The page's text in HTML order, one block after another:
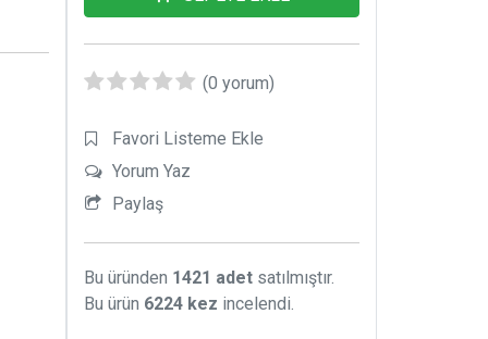
bir
(0 yorum)
Favori Listeme Ekle
Yorum Yaz
Paylaş
Bu üründen 1421 adet satılmıştır.
Bu ürün 6224 kez incelendi.